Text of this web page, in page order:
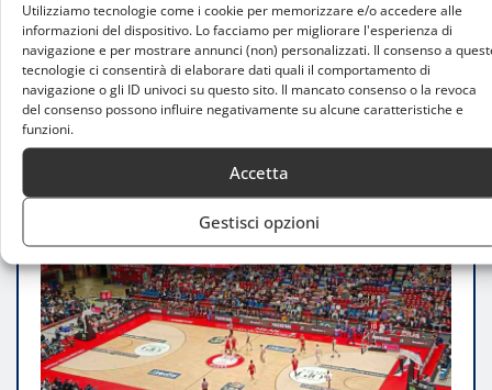
Utilizziamo tecnologie come i cookie per memorizzare e/o accedere alle
informazioni del dispositivo. Lo facciamo per migliorare l'esperienza di
navigazione e per mostrare annunci (non) personalizzati. Il consenso a
tecnologie ci consentirà di elaborare dati quali il comportamento di
navigazione o gli ID univoci su questo sito. Il mancato consenso o la revoca
del consenso possono influire negativamente su alcune caratteristiche e
funzioni.
Accetta
Gestisci opzioni
LEGGI TUTTO